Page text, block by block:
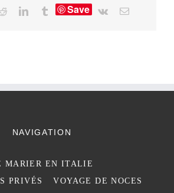
RedditLinkedInTumblrSave Vk Email
NAVIGATION
MARIER EN ITALIE
PRIVÉS
VOYAGE DE NOCES